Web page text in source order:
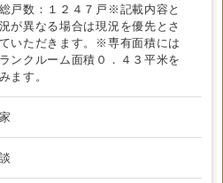
戸数：１２４７戸※記載内容と
が異なる場合は現況を優先とさ
いただきます。※専有面積には
ンクルーム面積０．４３平米を
ます。